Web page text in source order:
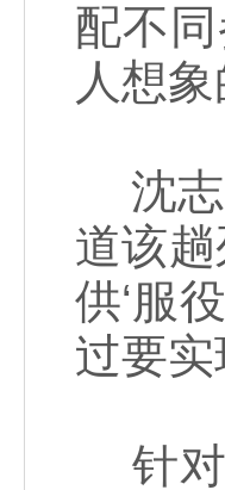
配不
人想
沈志
道该
供‘服
过要
针对